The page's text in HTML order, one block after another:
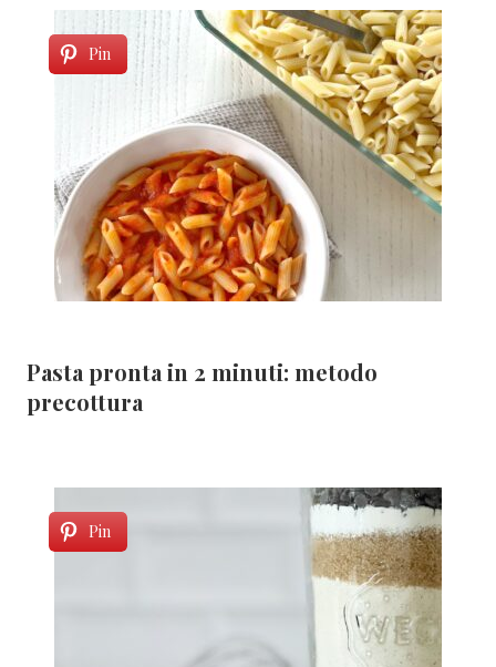
Pin
Pasta pronta in 2 minuti: metodo
precottura
Pin